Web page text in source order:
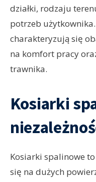
działki, rodzaju
potrzeb
charakteryzują się
na komfort pracy
trawnika.
Kosiarki
Kosiarki spalinowe
się na dużych